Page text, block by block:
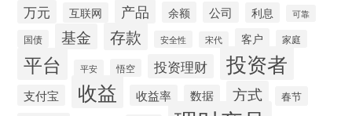
万元 互联网 产品 余额 公司 利息 可靠
国债 基金 存款 安全性 宋代 客户 家庭
平台 平安 悟空 投资理财 投资者
支付宝 收益 收益率 数据 方式 春节